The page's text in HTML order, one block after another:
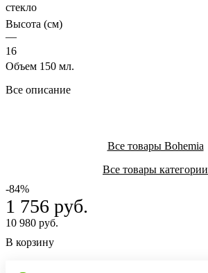
стекло
Высота (см)
—
16
Объем 150 мл.
Все описание
Все товары Bohemia
Все товары категории
-84%
1 756 руб.
10 980 руб.
В корзину